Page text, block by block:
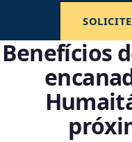
Benefícios